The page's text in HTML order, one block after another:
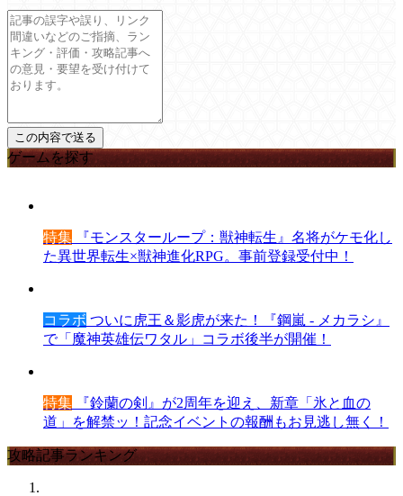
ゲームを探す
特集 『モンスターループ：獣神転生』名将がケモ化し
た異世界転生×獣神進化RPG。事前登録受付中！
コラボ ついに虎王＆影虎が来た！『鋼嵐 - メカラシ』
で「魔神英雄伝ワタル」コラボ後半が開催！
特集 『鈴蘭の剣』が2周年を迎え、新章「氷と血の
道」を解禁ッ！記念イベントの報酬もお見逃し無く！
攻略記事ランキング